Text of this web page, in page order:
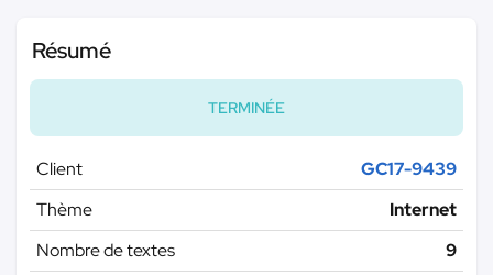
Résumé
TERMINÉE
Client
GC17-9439
Thème
Internet
Nombre de textes
9